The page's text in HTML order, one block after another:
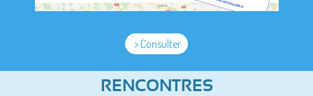
> Consulter
RENCONTRES